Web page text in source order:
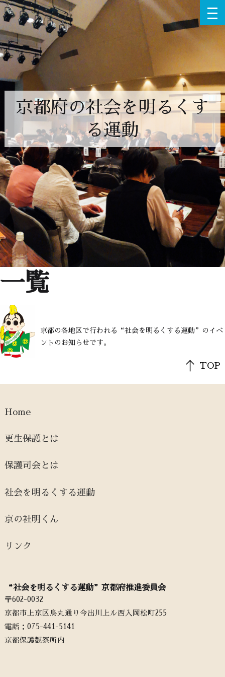
京都府の社会を明るくす
る運動
一覧
京都の各地区で行われる“社会を明るくする運動”のイベ
ントのお知らせです。
TOP
Home
更生保護とは
保護司会とは
社会を明るくする運動
京の社明くん
リンク
“社会を明るくする運動”京都府推進委員会
〒602-0032
京都市上京区烏丸通り今出川上ル西入岡松町255
電話：‭075-441-5141‬
京都保護観察所内